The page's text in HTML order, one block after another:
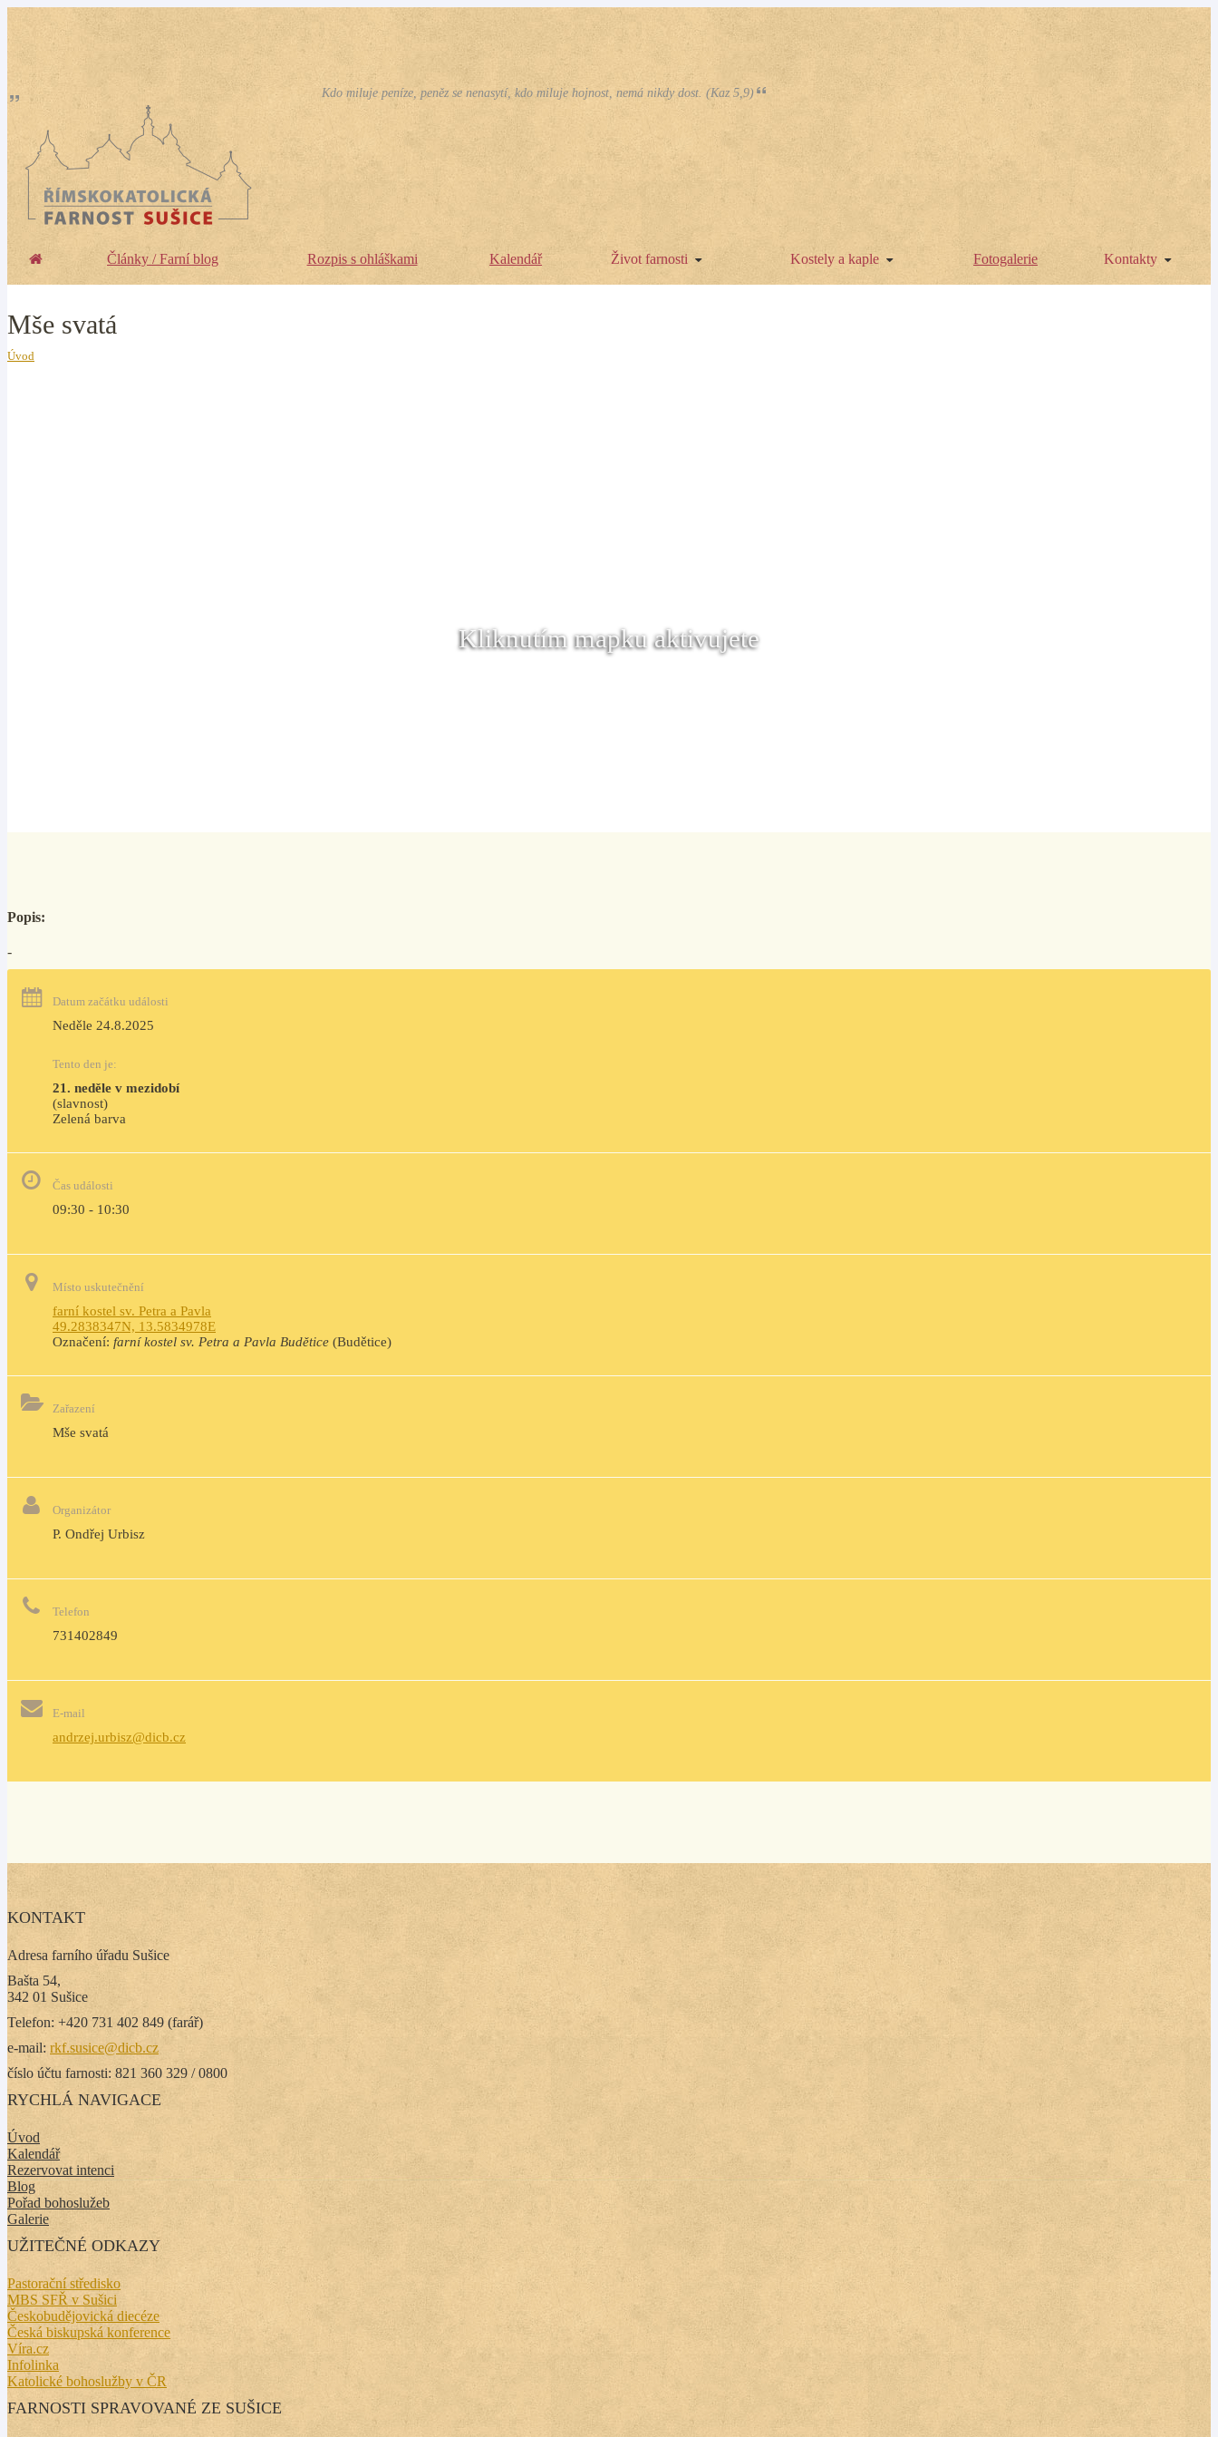
Kdo miluje peníze, peněz se nenasytí, kdo miluje hojnost, nemá nikdy dost. (Kaz 5,9)
Články / Farní blog Rozpis s ohláškami Kalendář Život farnosti Kostely a kaple Fotogalerie Kontakty
Mše svatá
Úvod
Kliknutím mapku aktivujete
Popis:
-
Datum začátku události
Neděle 24.8.2025
Tento den je:
21. neděle v mezidobí
(slavnost)
Zelená barva
Čas události
09:30 - 10:30
Místo uskutečnění
farní kostel sv. Petra a Pavla
49.2838347N, 13.5834978E
Označení: farní kostel sv. Petra a Pavla Budětice (Budětice)
Zařazení
Mše svatá
Organizátor
P. Ondřej Urbisz
Telefon
731402849
E-mail
andrzej.urbisz@dicb.cz
KONTAKT
Adresa farního úřadu Sušice
Bašta 54,
342 01 Sušice
Telefon: +420 731 402 849 (farář)
e-mail: rkf.susice@dicb.cz
číslo účtu farnosti: 821 360 329 / 0800
RYCHLÁ NAVIGACE
Úvod
Kalendář
Rezervovat intenci
Blog
Pořad bohoslužeb
Galerie
UŽITEČNÉ ODKAZY
Pastorační středisko
MBS SFŘ v Sušici
Českobudějovická diecéze
Česká biskupská konference
Víra.cz
Infolinka
Katolické bohoslužby v ČR
FARNOSTI SPRAVOVANÉ ZE SUŠICE